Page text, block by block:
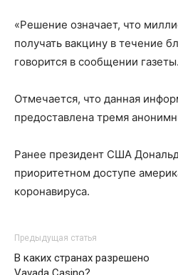
«Решение означает, что
получать вакцину в течение
говорится в сообщении газеты.
Отмечается, что данная
предоставлена тремя
Ранее президент США
приоритетном доступе
коронавируса.
Предыдущая статья
В каких странах разрешено